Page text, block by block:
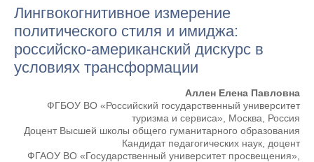
Лингвокогнитивное измерение
политического стиля и имиджа:
российско-американский дискурс в
условиях трансформации
Аллен Елена Павловна
ФГБОУ ВО «Российский государственный университет
туризма и сервиса», Москва, Россия
Доцент Высшей школы общего гуманитарного образования
Кандидат педагогических наук, доцент
ФГАОУ ВО «Государственный университет просвещения»,